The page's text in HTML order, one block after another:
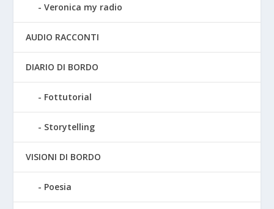
Veronica my radio
AUDIO RACCONTI
DIARIO DI BORDO
Fottutorial
Storytelling
VISIONI DI BORDO
Poesia